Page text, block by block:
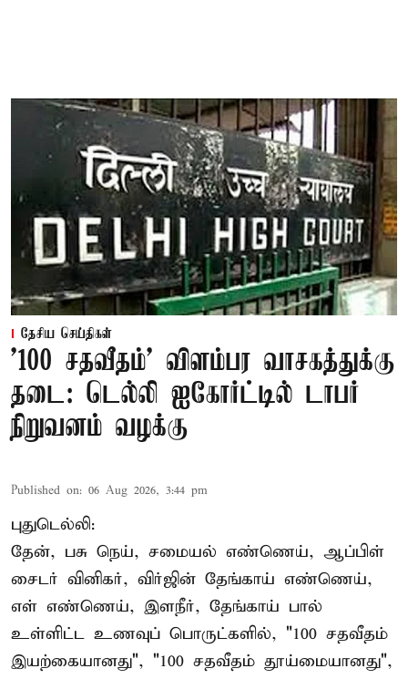
தேசிய செய்திகள்
'100 சதவீதம்' விளம்பர வாசகத்துக்கு
தடை: டெல்லி ஐகோர்ட்டில் டாபர்
நிறுவனம் வழக்கு
Published on: 06 Aug 2026, 3:44 pm
புதுடெல்லி:
தேன், பசு நெய், சமையல் எண்ணெய், ஆப்பிள்
சைடர் வினிகர், விர்ஜின் தேங்காய் எண்ணெய்,
எள் எண்ணெய், இளநீர், தேங்காய் பால்
உள்ளிட்ட உணவுப் பொருட்களில், "100 சதவீதம்
இயற்கையானது", "100 சதவீதம் தூய்மையானது",